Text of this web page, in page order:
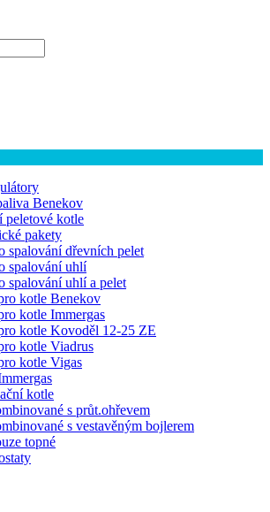
Benekov
peletové kotle
pakety
spalování dřevních pelet
spalování uhlí
spalování uhlí a pelet
kotle Benekov
kotle Immergas
kotle Kovoděl 12-25 ZE
kotle Viadrus
kotle Vigas
kotle
s průt.ohřevem
s vestavěným bojlerem
topné